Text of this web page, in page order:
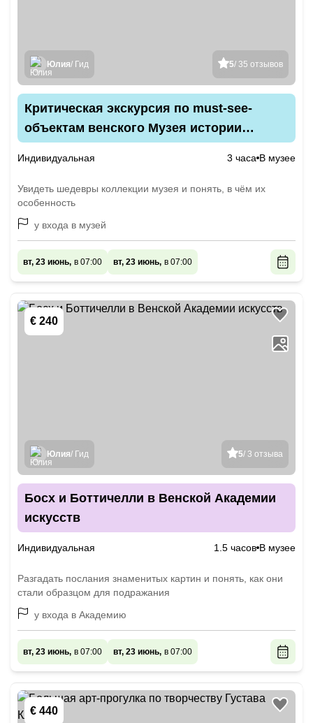
5/ 35 отзывов
Юлия/ Гид
Критическая экскурсия по must-see-
объектам венского Музея истории
Индивидуальная 3 часа В музее
Увидеть шедевры коллекции музея и понять, в чём их
особенность
у входа в музей
вт, 23 июнь, в 07:00 вт, 23 июнь, в 07:00
€ 240
5/ 3 отзыва
Юлия/ Гид
Босх и Боттичелли в Венской Академии
искусств
Индивидуальная 1.5 часов В музее
Разгадать послания знаменитых картин и понять, как они
стали образцом для подражания
у входа в Академию
вт, 23 июнь, в 07:00 вт, 23 июнь, в 07:00
€ 440